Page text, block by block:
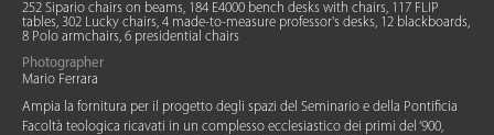
252 Sipario chairs on beams, 184 E4000 bench desks with chairs, 117 FLIP
tables, 302 Lucky chairs, 4 made-to-measure professor's desks, 12 blackboards,
8 Polo armchairs, 6 presidential chairs
Photographer
Mario Ferrara
Ampia la fornitura per il progetto degli spazi del Seminario e della Pontificia
Facoltà teologica ricavati in un complesso ecclesiastico dei primi del ‘900,